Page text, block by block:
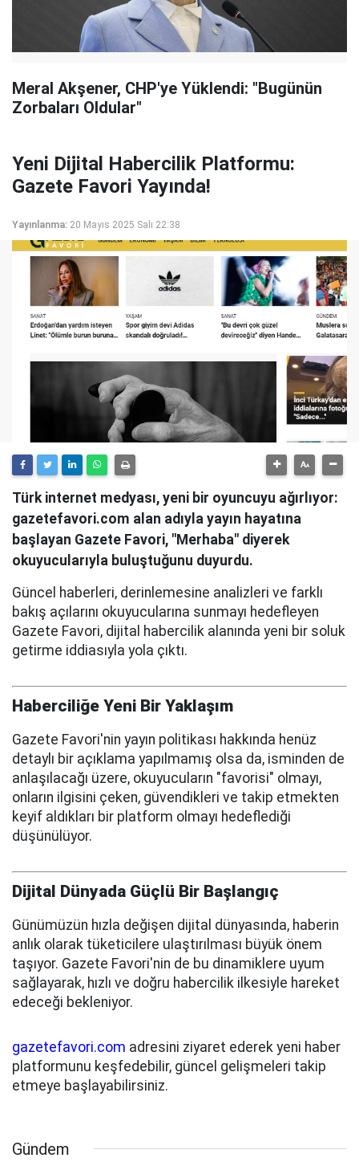
Meral Akşener, CHP'ye Yüklendi: "Bugünün
Zorbaları Oldular"
Yeni Dijital Habercilik Platformu:
Gazete Favori Yayında!
Yayınlanma: 20 Mayıs 2025 Salı 22:38
Türk internet medyası, yeni bir oyuncuyu ağırlıyor:
gazetefavori.com alan adıyla yayın hayatına
başlayan Gazete Favori, "Merhaba" diyerek
okuyucularıyla buluştuğunu duyurdu.
Güncel haberleri, derinlemesine analizleri ve farklı
bakış açılarını okuyucularına sunmayı hedefleyen
Gazete Favori, dijital habercilik alanında yeni bir soluk
getirme iddiasıyla yola çıktı.
Haberciliğe Yeni Bir Yaklaşım
Gazete Favori'nin yayın politikası hakkında henüz
detaylı bir açıklama yapılmamış olsa da, isminden de
anlaşılacağı üzere, okuyucuların "favorisi" olmayı,
onların ilgisini çeken, güvendikleri ve takip etmekten
keyif aldıkları bir platform olmayı hedeflediği
düşünülüyor.
Dijital Dünyada Güçlü Bir Başlangıç
Günümüzün hızla değişen dijital dünyasında, haberin
anlık olarak tüketicilere ulaştırılması büyük önem
taşıyor. Gazete Favori'nin de bu dinamiklere uyum
sağlayarak, hızlı ve doğru habercilik ilkesiyle hareket
edeceği bekleniyor.
gazetefavori.com adresini ziyaret ederek yeni haber
platformunu keşfedebilir, güncel gelişmeleri takip
etmeye başlayabilirsiniz.
Gündem